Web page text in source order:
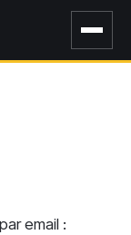
email :